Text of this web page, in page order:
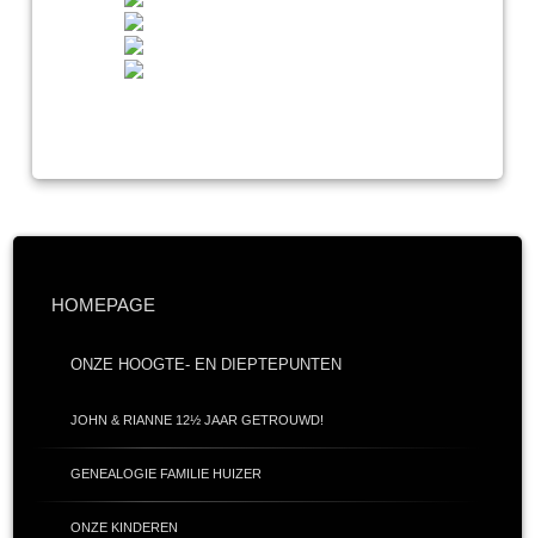
HOMEPAGE
ONZE HOOGTE- EN DIEPTEPUNTEN
JOHN & RIANNE 12½ JAAR GETROUWD!
GENEALOGIE FAMILIE HUIZER
ONZE KINDEREN